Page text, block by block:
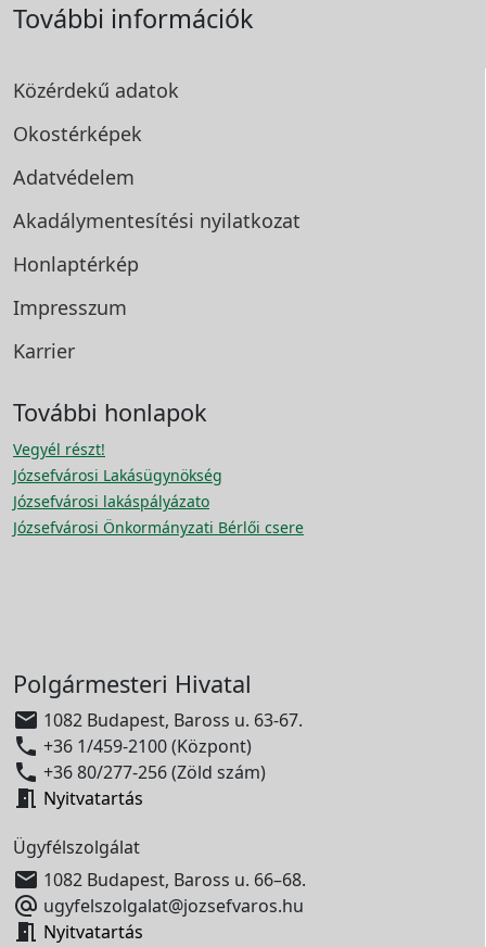
További információk
Közérdekű adatok
Okostérképek
Adatvédelem
Akadálymentesítési nyilatkozat
Honlaptérkép
Impresszum
Karrier
További honlapok
Vegyél részt!
Józsefvárosi Lakásügynökség
Józsefvárosi lakáspályázato
Józsefvárosi Önkormányzati Bérlői csere
Polgármesteri Hivatal
 1082 Budapest, Baross u. 63-67.
 +36 1/459-2100 (Központ)
 +36 80/277-256 (Zöld szám)
 Nyitvatartás
Ügyfélszolgálat
 1082 Budapest, Baross u. 66–68.
 ugyfelszolgalat@jozsefvaros.hu
 Nyitvatartás